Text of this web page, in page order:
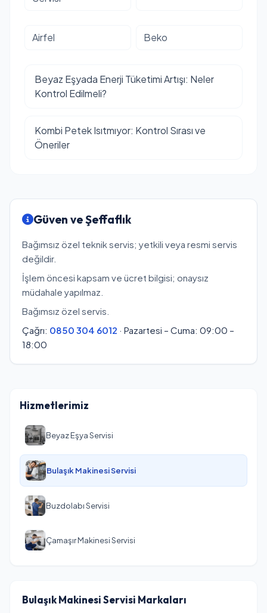
Airfel Beko
Beyaz Eşyada Enerji Tüketimi Artışı: Neler
Kontrol Edilmeli?
Kombi Petek Isıtmıyor: Kontrol Sırası ve
Öneriler
Güven ve Şeffaflık
Bağımsız özel teknik servis; yetkili veya resmi servis
değildir.
İşlem öncesi kapsam ve ücret bilgisi; onaysız
müdahale yapılmaz.
Bağımsız özel servis.
Çağrı: 0850 304 6012 · Pazartesi – Cuma: 09:00 –
18:00
Hizmetlerimiz
Beyaz Eşya Servisi
Bulaşık Makinesi Servisi
Buzdolabı Servisi
Çamaşır Makinesi Servisi
Bulaşık Makinesi Servisi Markaları